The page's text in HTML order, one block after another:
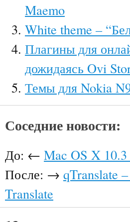
Maemo
White theme –
Плагины для
дожидаясь Ovi
Темы для Nokia
Соседние новости:
До: ← Mac OS X
После: → qTranslate
Translate